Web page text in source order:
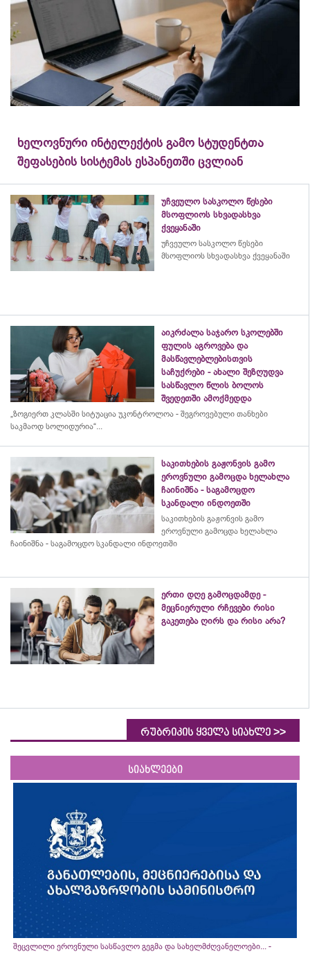
ხელოვნური ინტელექტის გამო სტუდენტთა
შეფასების სისტემას ესპანეთში ცვლიან
უჩვეულო სასკოლო წესები
მსოფლიოს სხვადასხვა
ქვეყანაში
უჩვეულო სასკოლო წესები
მსოფლიოს სხვადასხვა ქვეყანაში
აიკრძალა საჯარო სკოლებში
ფულის აგროვება და
მასწავლებლებისთვის
საჩუქრები - ახალი შეზღუდვა
სასწავლო წლის ბოლოს
შვედეთში ამოქმედდა
„ზოგიერთ კლასში სიტუაცია უკონტროლოა - შეგროვებული თანხები
საკმაოდ სოლიდურია“...
საკითხების გაჟონვის გამო
ეროვნული გამოცდა ხელახლა
ჩაინიშნა - საგამოცდო
სკანდალი ინდოეთში
საკითხების გაჟონვის გამო
ეროვნული გამოცდა ხელახლა
ჩაინიშნა - საგამოცდო სკანდალი ინდოეთში
ერთი დღე გამოცდამდე -
მეცნიერული რჩევები რისი
გაკეთება ღირს და რისი არა?
რუბრიკის ყველა სიახლე >>
სიახლეები
შეცვლილი ეროვნული სასწავლო გეგმა და სახელმძღვანელოები... -